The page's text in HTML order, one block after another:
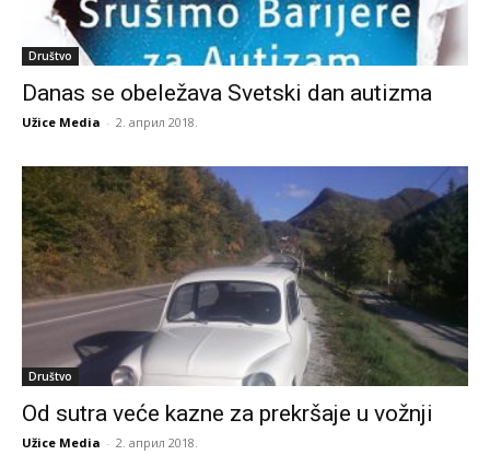
Društvo
Danas se obeležava Svetski dan autizma
Užice Media - 2. април 2018.
Društvo
Od sutra veće kazne za prekršaje u vožnji
Užice Media - 2. април 2018.